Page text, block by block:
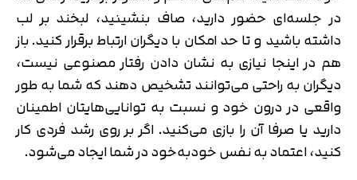
در جلسه‌ای حضور دارید، صاف بنشینید، لبخند بر لب
داشته باشید و تا حد امکان با دیگران ارتباط برقرار کنید. باز
هم در اینجا نیازی به نشان دادن رفتار مصنوعی نیست،
دیگران به راحتی می‌توانند تشخیص دهند که شما به طور
واقعی در درون خود و نسبت به توانایی‌هایتان اطمینان
دارید یا صرفا آن را بازی می‌کنید. اگر بر روی رشد فردی کار
کنید، اعتماد به نفس خودبه‌خود در شما ایجاد می‌شود.